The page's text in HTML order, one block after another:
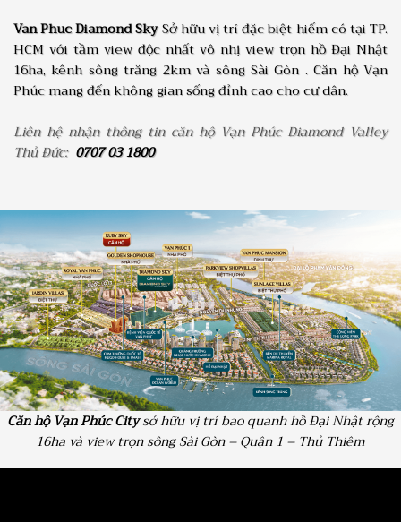
Van Phuc Diamond SkySở hữu vị trí đặc biệt hiếm có tại TP.
HCM với tầm view độc nhất vô nhị view trọn hồ Đại Nhật
16ha, kênh sông trăng 2km và sông Sài Gòn . Căn hộ Vạn
Phúc mang đến không gian sống đỉnh cao cho cư dân.
Liên hệ nhận thông tin căn hộ Vạn Phúc Diamond Valley
Thủ Đức: 0707 03 1800
Căn hộ Vạn Phúc Citysở hữu vị trí bao quanh hồ Đại Nhật rộng
16ha và view trọn sông Sài Gòn – Quận 1 – Thủ Thiêm